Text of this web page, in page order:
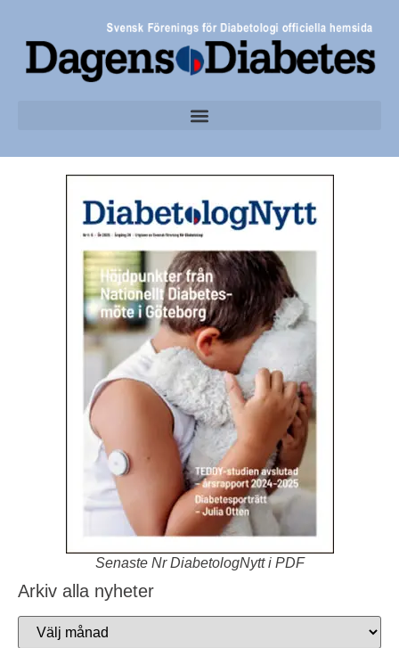
Senaste Nr DiabetologNytt i PDF
Arkiv alla nyheter